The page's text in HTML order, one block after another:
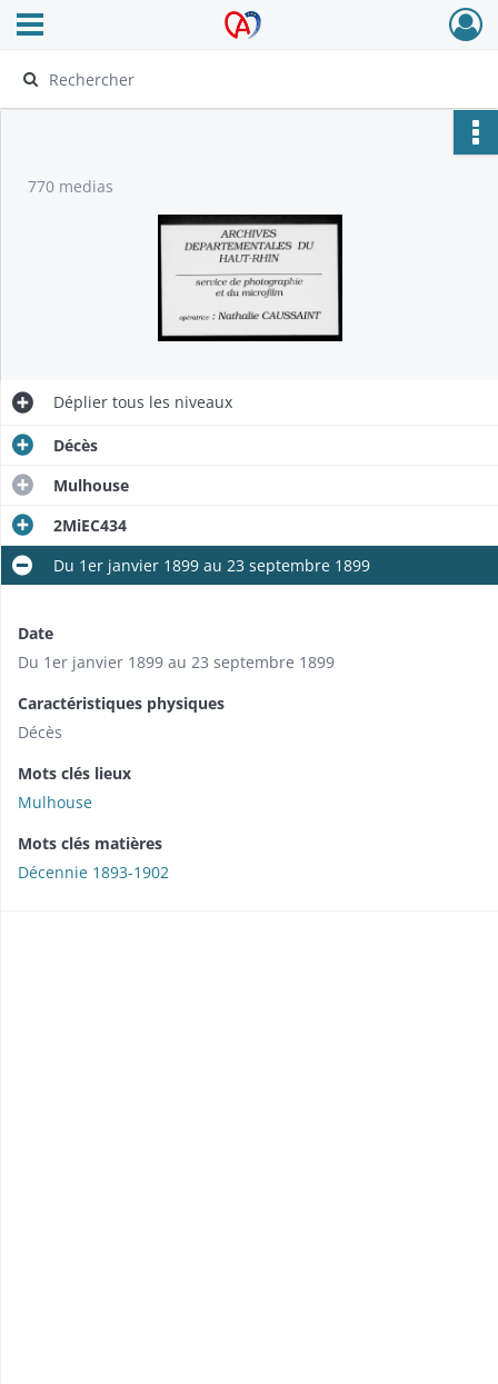
Archives Alsace - Colmar
Ouvrir le menu déroulant
770 medias
Déplier tous les niveaux
Décès
Mulhouse
2MiEC434
Du 1er janvier 1899 au 23 septembre 1899
Date
Du 1er janvier 1899 au 23 septembre 1899
Caractéristiques physiques
Décès
Mots clés lieux
Mulhouse
Mots clés matières
Décennie 1893-1902